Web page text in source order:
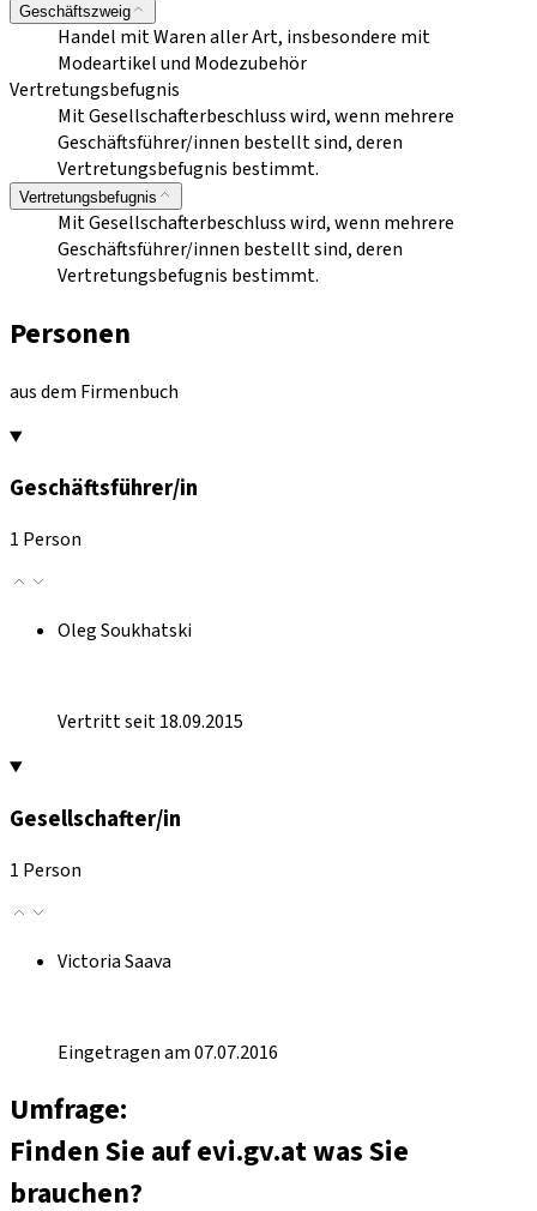
Geschäftszweig
Handel mit Waren aller Art, insbesondere mit
Modeartikel und Modezubehör
Vertretungsbefugnis
Mit Gesellschafterbeschluss wird, wenn mehrere
Geschäftsführer/innen bestellt sind, deren
Vertretungsbefugnis bestimmt.
Vertretungsbefugnis
Mit Gesellschafterbeschluss wird, wenn mehrere
Geschäftsführer/innen bestellt sind, deren
Vertretungsbefugnis bestimmt.
Personen
aus dem Firmenbuch
Geschäftsführer/in
1 Person
Oleg Soukhatski
Vertritt seit 18.09.2015
Gesellschafter/in
1 Person
Victoria Saava
Eingetragen am 07.07.2016
Umfrage:
Finden Sie auf evi.gv.at was Sie
brauchen?